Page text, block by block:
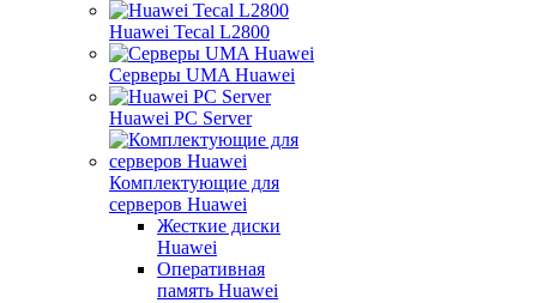
Huawei Tecal L2800
Серверы UMA Huawei
Huawei PC Server
Комплектующие для
серверов Huawei
Жесткие диски
Huawei
Оперативная
память Huawei